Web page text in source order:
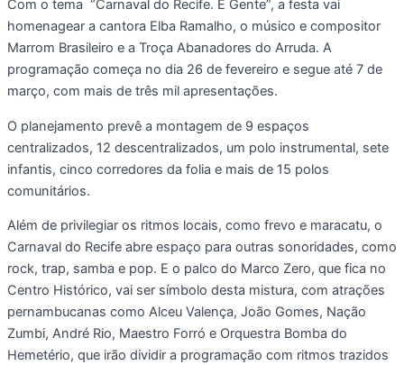
Com o tema “Carnaval do Recife. É Gente”, a festa vai
homenagear a cantora Elba Ramalho, o músico e compositor
Marrom Brasileiro e a Troça Abanadores do Arruda. A
programação começa no dia 26 de fevereiro e segue até 7 de
março, com mais de três mil apresentações.
O planejamento prevê a montagem de 9 espaços
centralizados, 12 descentralizados, um polo instrumental, sete
infantis, cinco corredores da folia e mais de 15 polos
comunitários.
Além de privilegiar os ritmos locais, como frevo e maracatu, o
Carnaval do Recife abre espaço para outras sonoridades, como
rock, trap, samba e pop. E o palco do Marco Zero, que fica no
Centro Histórico, vai ser símbolo desta mistura, com atrações
pernambucanas como Alceu Valença, João Gomes, Nação
Zumbi, André Rio, Maestro Forró e Orquestra Bomba do
Hemetério, que irão dividir a programação com ritmos trazidos